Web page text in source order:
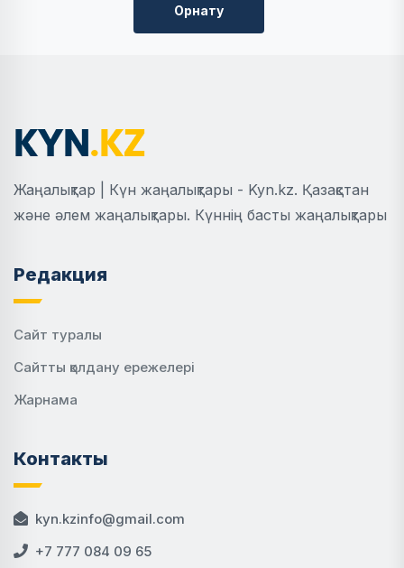
Орнату
Жаңалықтар | Күн жаңалықтары - Kyn.kz. Қазақстан
және әлем жаңалықтары. Күннің басты жаңалықтары
Редакция
Сайт туралы
Сайтты қолдану ережелері
Жарнама
Контакты
kyn.kzinfo@gmail.com
+7 777 084 09 65